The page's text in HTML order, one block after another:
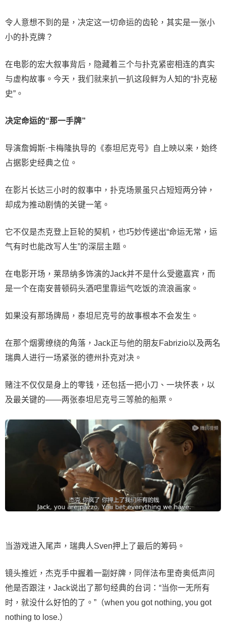
令人意想不到的是，决定这一切命运的齿轮，其实是一张小
小的扑克牌？
在电影的宏大叙事背后，隐藏着三个与扑克紧密相连的真实
与虚构故事。今天，我们就来扒一扒这段鲜为人知的“扑克秘
史”。
决定命运的“那一手牌”
导演詹姆斯·卡梅隆执导的《泰坦尼克号》自上映以来，始终
占据影史经典之位。
在影片长达三小时的叙事中，扑克场景虽只占短短两分钟，
却成为推动剧情的关键一笔。
它不仅是杰克登上巨轮的契机，也巧妙传递出“命运无常，运
气有时也能改写人生”的深层主题。
在电影开场，莱昂纳多饰演的Jack并不是什么受邀嘉宾，而
是一个在南安普顿码头酒吧里靠运气吃饭的流浪画家。
如果没有那场牌局，泰坦尼克号的故事根本不会发生。
在那个烟雾缭绕的角落，Jack正与他的朋友Fabrizio以及两名
瑞典人进行一场紧张的德州扑克对决。
赌注不仅仅是身上的零钱，还包括一把小刀、一块怀表，以
及最关键的——两张泰坦尼克号三等舱的船票。
当游戏进入尾声，瑞典人Sven押上了最后的筹码。
镜头推近，杰克手中握着一副好牌，同伴法布里奇奥低声问
他是否跟注，Jack说出了那句经典的台词：“当你一无所有
时，就没什么好怕的了。”（when you got nothing, you got
nothing to lose.）